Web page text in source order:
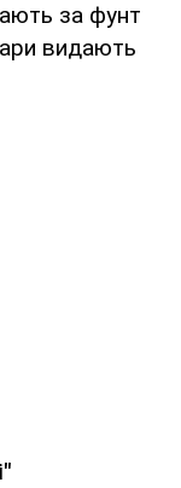
за фунт
видають